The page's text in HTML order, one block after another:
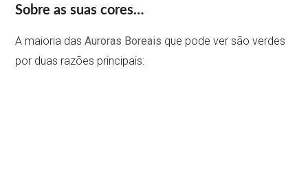
Sobre as suas cores…
A maioria dasAuroras Boreais que pode ver são verdes
por duas razões principais: